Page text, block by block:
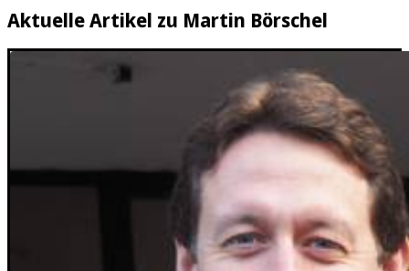
Aktuelle Artikel zu Martin Börschel